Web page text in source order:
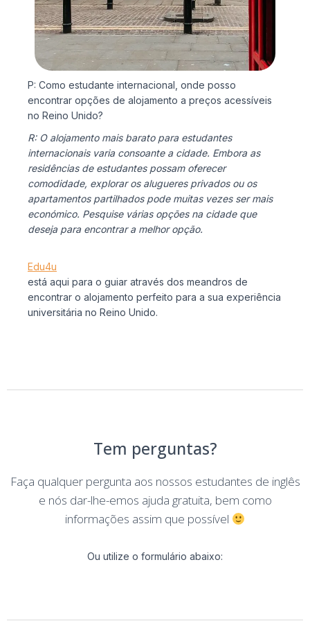
P: Como estudante internacional, onde posso
encontrar opções de alojamento a preços acessíveis
no Reino Unido?
R: O alojamento mais barato para estudantes
internacionais varia consoante a cidade. Embora as
residências de estudantes possam oferecer
comodidade, explorar os alugueres privados ou os
apartamentos partilhados pode muitas vezes ser mais
económico. Pesquise várias opções na cidade que
deseja para encontrar a melhor opção.
Edu4u
está aqui para o guiar através dos meandros de
encontrar o alojamento perfeito para a sua experiência
universitária no Reino Unido.
Tem perguntas?
Faça qualquer pergunta aos nossos estudantes de inglês
e nós dar-lhe-emos ajuda gratuita, bem como
informações assim que possível
Ou utilize o formulário abaixo: